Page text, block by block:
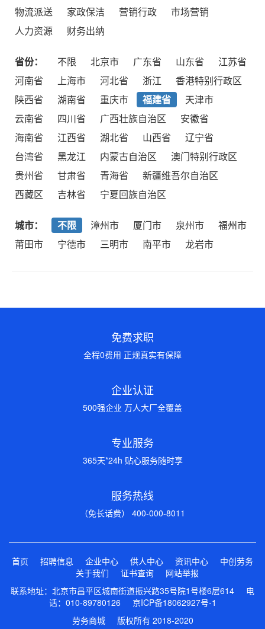
物流派送
家政保洁 营销行政
市场营销
人力资源
财务出纳
省份： 不限 北京市 广东省 山东省
江苏省
河南省
上海市 河北省 浙江
香港特别行政区
陕西省
湖南省 重庆市 福建省
天津市
云南省
四川省 广西壮族自治区
安徽省
海南省
江西省 湖北省 山西省
辽宁省
台湾省
黑龙江 内蒙古自治区
澳门特别行政区
贵州省
甘肃省 青海省
新疆维吾尔自治区
西藏区
吉林省 宁夏回族自治区
城市： 不限 漳州市 厦门市 泉州市
福州市
莆田市
宁德市 三明市 南平市 龙岩市
免费求职
全程0费用 正规真实有保障
企业认证
500强企业 万人大厂全覆盖
专业服务
365天*24h 贴心服务随时享
服务热线
（免长话费） 400-000-8011
首页 招聘信息 企业中心 供人中心 资讯中心
中创劳务
关于我们
证书查询
网站举报
联系地址：北京市昌平区城南街道振兴路35号院1号楼6层614 电
话：010-89780126 京ICP备18062927号-1
劳务商城 版权所有 2018-2020